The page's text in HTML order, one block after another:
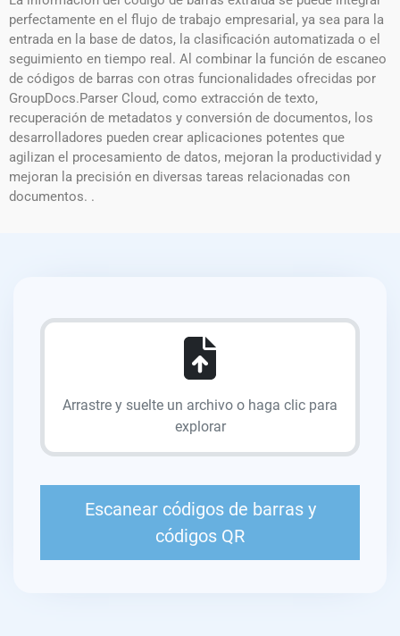
perfectamente en el flujo de trabajo empresarial, ya sea para la
entrada en la base de datos, la clasificación automatizada o el
seguimiento en tiempo real. Al combinar la función de escaneo
de códigos de barras con otras funcionalidades ofrecidas por
GroupDocs.Parser Cloud, como extracción de texto,
recuperación de metadatos y conversión de documentos, los
desarrolladores pueden crear aplicaciones potentes que
agilizan el procesamiento de datos, mejoran la productividad y
mejoran la precisión en diversas tareas relacionadas con
documentos. .